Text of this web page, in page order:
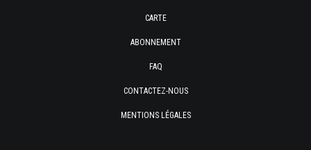
CARTE
ABONNEMENT
FAQ
CONTACTEZ-NOUS
MENTIONS LÉGALES